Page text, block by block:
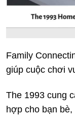
Family
giúp cuộc chơi
The 1993 cung
hợp cho bạn